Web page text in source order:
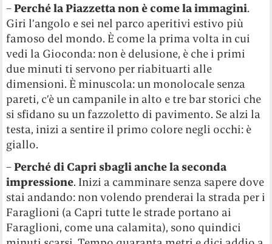
–Perché la Piazzetta non è come la immagini.
Giri l’angolo e sei nel parco aperitivi estivo più
famoso del mondo. È come la prima volta in cui
vedi la Gioconda: non è delusione, è che i primi
due minuti ti servono per riabituarti alle
dimensioni. È minuscola: un monolocale senza
pareti, c’è un campanile in alto e tre bar storici che
si sfidano su un fazzoletto di pavimento. Se alzi la
testa, inizi a sentire il primo colore negli occhi: è
giallo.
–Perché di Capri sbagli anche la seconda
impressione. Inizi a camminare senza sapere dove
stai andando: non volendo prenderai la strada per i
Faraglioni (a Capri tutte le strade portano ai
Faraglioni, come una calamita), sono quindici